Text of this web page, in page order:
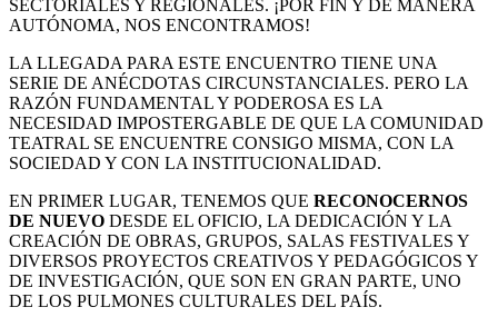
SECTORIALES Y REGIONALES. ¡POR FIN Y DE MANERA
AUTÓNOMA, NOS ENCONTRAMOS!
LA LLEGADA PARA ESTE ENCUENTRO TIENE UNA
SERIE DE ANÉCDOTAS CIRCUNSTANCIALES. PERO LA
RAZÓN FUNDAMENTAL Y PODEROSA ES LA
NECESIDAD IMPOSTERGABLE DE QUE LA COMUNIDAD
TEATRAL SE ENCUENTRE CONSIGO MISMA, CON LA
SOCIEDAD Y CON LA INSTITUCIONALIDAD.
EN PRIMER LUGAR, TENEMOS QUE RECONOCERNOS
DE NUEVO DESDE EL OFICIO, LA DEDICACIÓN Y LA
CREACIÓN DE OBRAS, GRUPOS, SALAS FESTIVALES Y
DIVERSOS PROYECTOS CREATIVOS Y PEDAGÓGICOS Y
DE INVESTIGACIÓN, QUE SON EN GRAN PARTE, UNO
DE LOS PULMONES CULTURALES DEL PAÍS.